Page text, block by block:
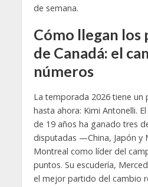
de semana.
Cómo llegan los
de Canadá: el
números
La temporada 2026 tiene un
hasta ahora: Kimi Antonelli.
de 19 años ha ganado tres
disputadas —China, Japón y
Montreal como líder del
puntos. Su escudería,
el mejor partido del cambio